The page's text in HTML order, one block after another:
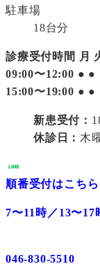
駐車場
18台分
診療受付時間 月
09:00〜12:00 ● ●
15:00〜19:00 ● ●
新患受付：
休診日：木
順番受付はこちら
7〜11時／13〜17
046-830-5510